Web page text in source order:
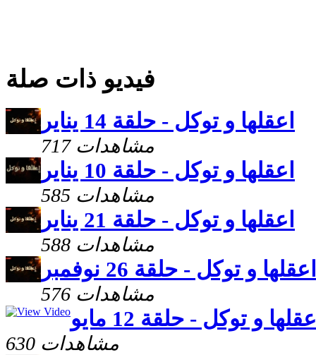
فيديو ذات صلة
اعقلها و توكل - حلقة 14 يناير
717 مشاهدات
اعقلها و توكل - حلقة 10 يناير
585 مشاهدات
اعقلها و توكل - حلقة 21 يناير
588 مشاهدات
اعقلها و توكل - حلقة 26 نوفمبر
576 مشاهدات
و توكل - حلقة 12 مايو
630 مشاهدات